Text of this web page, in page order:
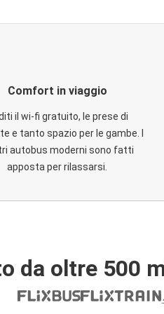
Comfort in viaggio
il wi-fi gratuito, le prese di
e tanto spazio per le gambe. I
autobus moderni sono fatti
apposta per rilassarsi.
da oltre 500